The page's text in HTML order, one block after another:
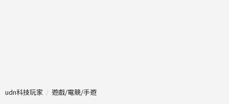
udn科技玩家 遊戲/電競/手遊